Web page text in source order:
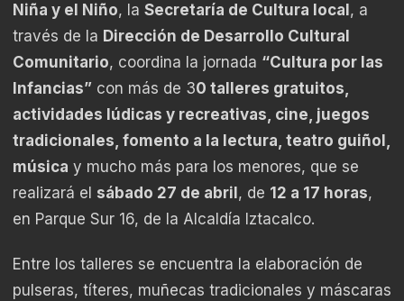
Niña y el Niño, la Secretaría de Cultura local , a
través de la Dirección de Desarrollo Cultural
Comunitario, coordina la jornada “Cultura por las
Infancias” con más de 30 talleres gratuitos,
actividades lúdicas y recreativas, cine, juegos
tradicionales, fomento a la lectura, teatro guiñol,
música y mucho más para los menores, que se
realizará el sábado 27 de abril , de 12 a 17 horas,
en Parque Sur 16, de la Alcaldía Iztacalco.
Entre los talleres se encuentra la elaboración de
pulseras, títeres, muñecas tradicionales y máscaras